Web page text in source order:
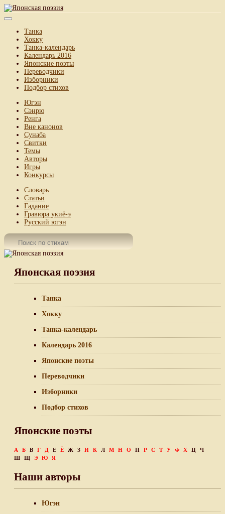
Танка
Хокку
Танка-календарь
Календарь 2016
Японские поэты
Переводчики
Изборники
Подбор стихов
Югэн
Сэнрю
Ренга
Вне канонов
Сунаба
Свитки
Темы
Авторы
Игры
Конкурсы
Словарь
Статьи
Гадание
Гравюра укиё-э
Русский югэн
Японская поэзия
Танка
Хокку
Танка-календарь
Календарь 2016
Японские поэты
Переводчики
Изборники
Подбор стихов
Японские поэты
А Б В Г Д Е Ё Ж З И К Л М Н О П Р С Т У Ф Х Ц
Ч
Ш
Щ Э Ю Я
Наши авторы
Югэн